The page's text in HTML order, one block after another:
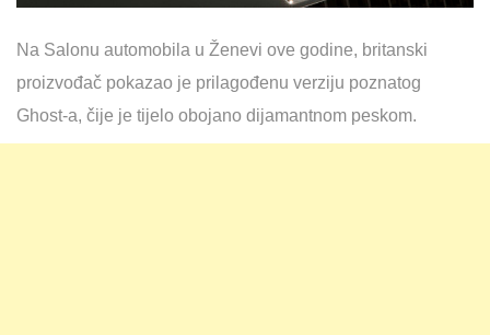
Na Salonu automobila u Ženevi ove godine, britanski
proizvođač pokazao je prilagođenu verziju poznatog
Ghost-a, čije je tijelo obojano dijamantnom peskom.